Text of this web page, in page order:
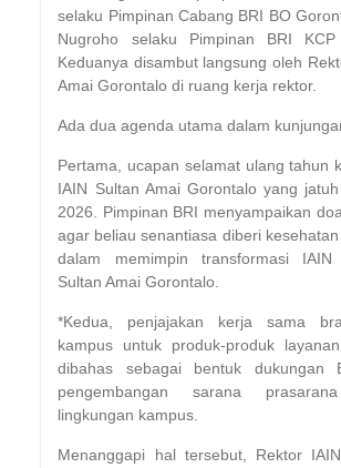
selaku Pimpinan Cabang BRI BO
Nugroho selaku Pimpinan BRI KCP
Keduanya disambut langsung oleh
Amai Gorontalo di ruang kerja rektor.
Ada dua agenda utama dalam
Pertama, ucapan selamat ulang tahun
IAIN Sultan Amai Gorontalo yang
2026. Pimpinan BRI menyampaikan
agar beliau senantiasa diberi
dalam memimpin transformasi
Sultan Amai Gorontalo.
*Kedua, penjajakan kerja sama
kampus untuk produk-produk
dibahas sebagai bentuk dukungan
pengembangan sarana
lingkungan kampus.
Menanggapi hal tersebut, Rektor